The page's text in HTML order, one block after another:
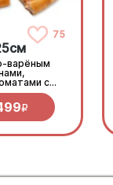
75
варёным
с
R